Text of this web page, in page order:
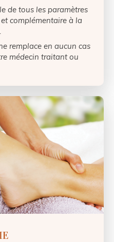
de tous les paramètres
complémentaire à la
remplace en aucun cas
médecin traitant ou